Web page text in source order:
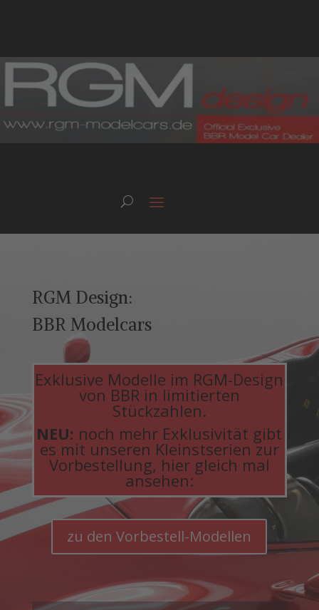
RGM Design:
BBR Modelcars
Exklusive Modelle im RGM-Design
von BBR in limitierten
Stückzahlen.
NEU: noch mehr Exklusivität gibt
es mit unseren Kleinstserien zur
Vorbestellung, hier gleich mal
ansehen:
zu den Vorbestell-Modellen